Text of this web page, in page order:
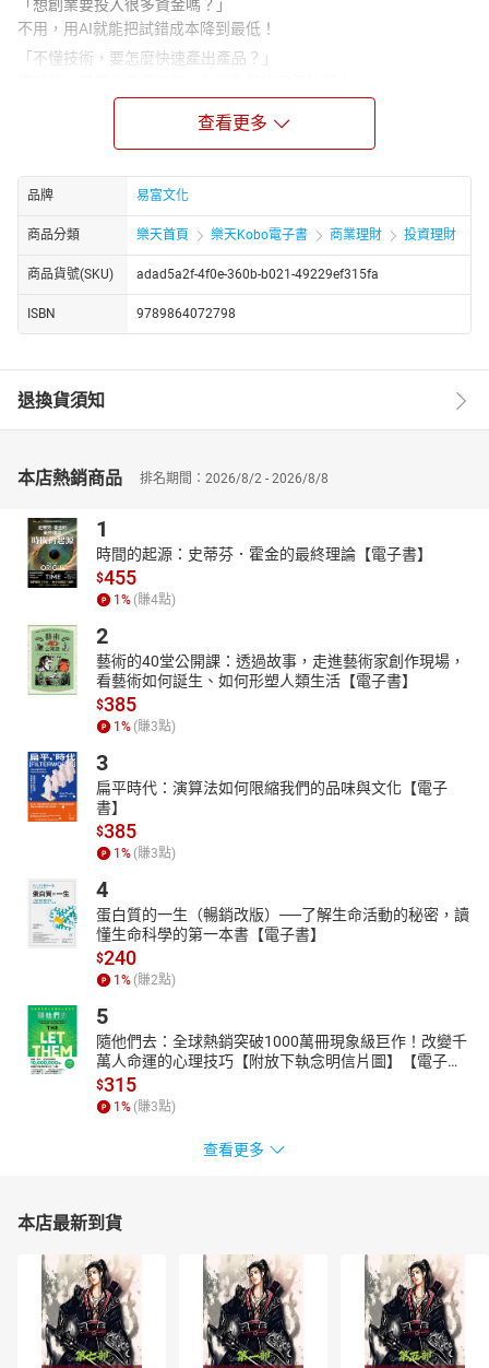
「想創業要投入很多資金嗎？」
不用，用AI就能把試錯成本降到最低！
「不懂技術，要怎麼快速產出產品？」
「下班創業，真的有可能嗎？」
當然可能，用AI快速驗證，創業不再是豪賭，而是低風險實驗！
用一杯咖啡的代價就能啟動AI時代的一人公司，
一台電腦、一個周末，就能開啟你的創業路！
■ 現在，是創業「最安全」的時代！
過去，創業是少數人的豪賭；現在，是普通人終於「付得起」第一
在傳統觀念裡，創業意味著抵押房產、押上積蓄，一次失誤就可能
在，技術不再是門檻，人力不再是負擔，最昂貴的執行成本已被AI
降到最低。
業點子。就算失敗了，也不是跌入深淵，而是取得通往正確道路的
不再致命，創業便成了史上最安全的一場智力遊戲。
■ 為什麼愈努力的創業者愈容易失敗？
當AI的產出速度已超越人類極限，「執行力」早已不再是你的護城
你是否每天忙著趕進度、修細節，卻離商業成功越來越遠？在AI時
代，最可怕的不是不努力，而是用勞力思維去對接科技浪潮。如果
你還在親力親為每一項瑣事，你不是在創業，而是在加速透支生
命。
｜現在，你需要一場「低成本」的決策革命。
這本書將成為你的救贖方案：創業不再需要押上身家，更不需傾家
蕩產。透過極速試錯，你在週末就能排除錯誤路徑。因此別再用忙
碌掩飾決策的失能。讓AI負責執行，你負責定義問題。不用賭上人
生，只靠「下對決定」就能贏得未來。
■ AI創業家想的和你不一樣！
傳統創業最讓人恐懼的，莫過於傾家蕩產的風險。但AI創業家的邏
輯完全不同：他們拒絕 All-in，主張以最低成本進行極速試錯。如果
一個想法不值得一杯咖啡的代價，就不值得投入生命。透過快速排
除錯誤路徑，他們不賭命、不梭哈，卻能比任何人都更快撞見正確
｜當一般人還在思考如何「增加人力」，AI創業家已經在練習如何
「定義問題」。
這群不靠勞力、不靠融資，卻能創造極高產值的「新創業族群」，
不追求規模龐大的團隊，而是追求極致精簡的「一人公司」；他們
不研發技術，而是運用AI穩定執行，將自己的時間保留給最有價值
帶你掌握「定義問題」與「決策力」，找回創業稀缺價值。
■ 問題1. 我想創業，但怕賠光積蓄……
答：創業不用賣肝賣房。在AI時代，一杯咖啡的代價就足以測出你
的點子是黃金還是垃圾。
■ 問題2. 產品開發很久了，但推向市場卻沒人買單……
查看更多
品牌 易富文化
商品分類 樂天首頁 樂天Kobo電子書 商業理財 投資理財
商品貨號(SKU) adad5a2f-4f0e-360b-b021-49229ef315fa
ISBN 9789864072798
退換貨須知
本店熱銷商品 排名期間：2026/8/2 - 2026/8/8
1
時間的起源：史蒂芬．霍金的最終理論【電子書】
$455
1 % (賺4點)
2
藝術的40堂公開課：透過故事，走進藝術家創作現場，
看藝術如何誕生、如何形塑人類生活【電子書】
$385
1 % (賺3點)
3
扁平時代：演算法如何限縮我們的品味與文化【電子
書】
$385
1 % (賺3點)
4
蛋白質的一生（暢銷改版）──了解生命活動的秘密，讀
懂生命科學的第一本書【電子書】
$240
1 % (賺2點)
5
隨他們去：全球熱銷突破1000萬冊現象級巨作！改變千
萬人命運的心理技巧【附放下執念明信片圖】【電子
書】
$315
1 % (賺3點)
查看更多
本店最新到貨